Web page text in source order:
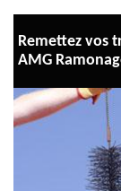
Remettez vos
AMG